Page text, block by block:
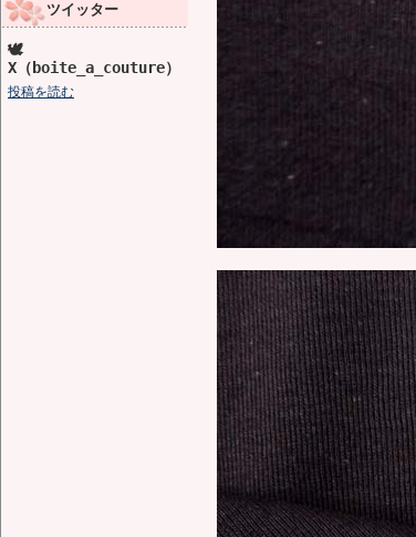
ツイッター
🕊️
X（boite_a_couture）
投稿を読む